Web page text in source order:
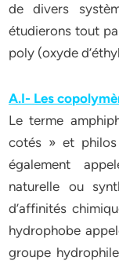
de divers
étudierons tout
poly (oxyde
A.I- Les
Le terme
cotés » et philos
également
naturelle ou
d’affinités
hydrophobe
groupe